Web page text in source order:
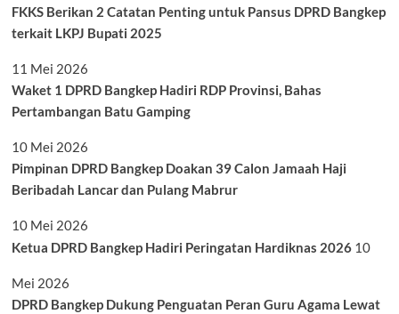
FKKS Berikan 2 Catatan Penting untuk Pansus DPRD Bangkep
terkait LKPJ Bupati 2025
11 Mei 2026
Waket 1 DPRD Bangkep Hadiri RDP Provinsi, Bahas
Pertambangan Batu Gamping
10 Mei 2026
Pimpinan DPRD Bangkep Doakan 39 Calon Jamaah Haji
Beribadah Lancar dan Pulang Mabrur
10 Mei 2026
Ketua DPRD Bangkep Hadiri Peringatan Hardiknas 2026 10
Mei 2026
DPRD Bangkep Dukung Penguatan Peran Guru Agama Lewat